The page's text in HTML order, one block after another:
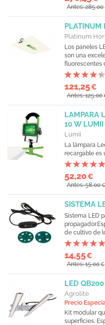
Antes: 285,00
PLATINUM
Platinum
Los paneles
son una
fluorescentes
121,25€
Antes: 125,00
LAMPARA
10 W LUMII
Lumii
La lámpara
recargable es
52,20€
Antes: 58,00€
SISTEMA
Sistema LED
de cultivo de
14,55€
Antes: 15,00€
LED
Agrolite
Precio
Kit modular
superficies.